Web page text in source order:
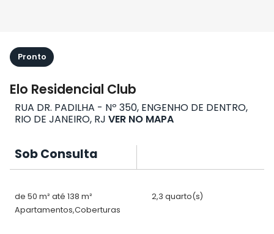
Pronto
Elo Residencial Club
RUA DR. PADILHA - Nº 350, ENGENHO DE DENTRO,
RIO DE JANEIRO, RJ VER NO MAPA
Sob Consulta
de 50 m² até 138 m²
2,3 quarto(s)
Apartamentos,Coberturas